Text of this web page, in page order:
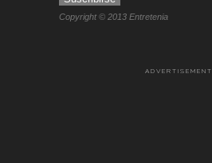
Copyright © 2013 Entretenia
ADVERTISEMENT